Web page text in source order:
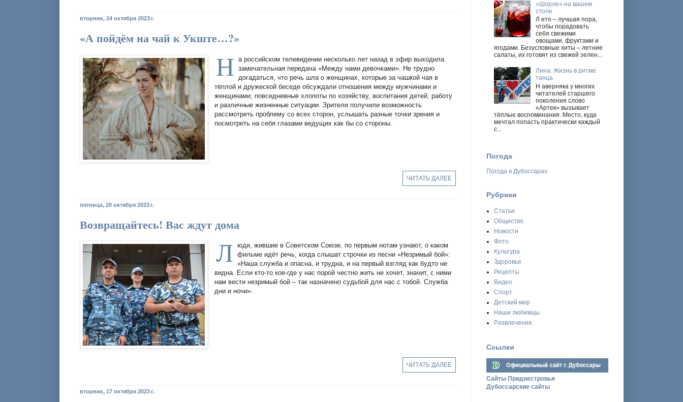
вторник, 24 октября 2023 г.
«А пойдём на чай к Укште…?»
Н
а российском телевидении несколько лет назад в эфир выходила
замечательная передача «Между нами девочками». Не трудно
догадаться, что речь шла о женщинах, которые за чашкой чая в
тёплой и дружеской беседе обсуждали отношения между мужчинами и
женщинами, повседневные хлопоты по хозяйству, воспитания детей, работу
и различные жизненные ситуации. Зрители получили возможность
рассмотреть проблему со всех сторон, услышать разные точки зрения и
посмотреть на себя глазами ведущих как бы со стороны.
ЧИТАТЬ ДАЛЕЕ
пятница, 20 октября 2023 г.
Возвращайтесь! Вас ждут дома
Л
юди, жившие в Советском Союзе, по первым нотам узнают, о каком
фильме идёт речь, когда слышат строчки из песни «Незримый бой»:
«Наша служба и опасна, и трудна, и на первый взгляд как будто не
видна. Если кто-то кое-где у нас порой честно жить не хочет, значит, с ними
нам вести незримый бой – так назначено судьбой для нас с тобой. Служба
дни и ночи».
ЧИТАТЬ ДАЛЕЕ
вторник, 17 октября 2023 г.
«Шорле» на вашем
столе
Л ето – лучшая пора,
чтобы порадовать
себя свежими
овощами, фруктами и
ягодами. Безусловные хиты – летние
салаты, их готовят из свежей зелен...
Лина. Жизнь в ритме
танца
Н аверняка у многих
читателей старшего
поколения слово
«Артек» вызывает
тёплые воспоминания. Место, куда
мечтал попасть практически каждый
с...
Погода
Погода в Дубоссарах
Рубрики
Статьи
Общество
Новости
Фото
Культура
Здоровье
Рецепты
Видео
Спорт
Детский мир
Наши любимцы
Развлечения
Ссылки
Сайты Приднестровья
Дубоссарские сайты